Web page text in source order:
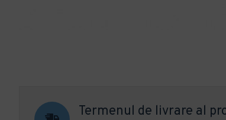
Termenul de livrare al